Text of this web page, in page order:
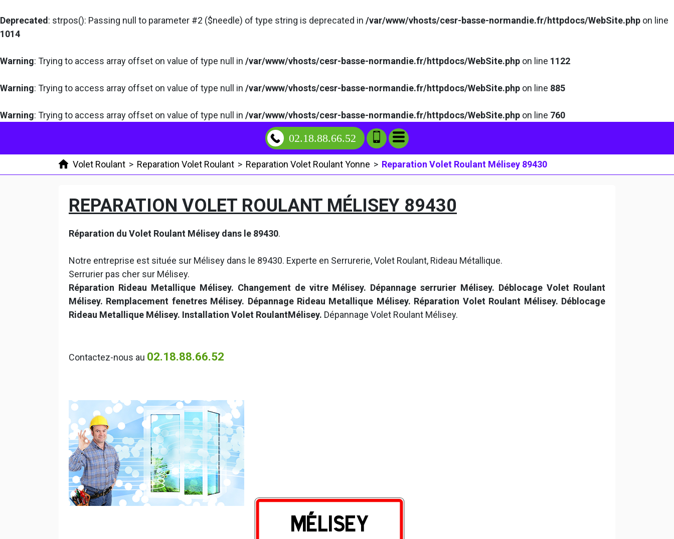
Deprecated : strpos(): Passing null to parameter #2 ($needle) of type string is deprecated in /var/www/vhosts/cesr-basse-normandie.fr/httpdocs/WebSite.php on line
1014
Warning: Trying to access array offset on value of type null in /var/www/vhosts/cesr-basse-normandie.fr/httpdocs/WebSite.php on line 1122
Warning: Trying to access array offset on value of type null in /var/www/vhosts/cesr-basse-normandie.fr/httpdocs/WebSite.php on line 885
Warning: Trying to access array offset on value of type null in /var/www/vhosts/cesr-basse-normandie.fr/httpdocs/WebSite.php on line 760
02.18.88.66.52
Volet Roulant > Reparation Volet Roulant > Reparation Volet Roulant Yonne > Reparation Volet Roulant Mélisey 89430
REPARATION VOLET ROULANT MÉLISEY 89430
Réparation du Volet Roulant Mélisey dans le 89430.
Notre entreprise est située sur Mélisey dans le 89430. Experte en Serrurerie, Volet Roulant, Rideau Métallique.
Serrurier pas cher sur Mélisey.
Réparation Rideau Metallique Mélisey. Changement de vitre Mélisey. Dépannage serrurier Mélisey. Déblocage Volet Roulant
Mélisey. Remplacement fenetres Mélisey. Dépannage Rideau Metallique Mélisey. Réparation Volet Roulant Mélisey. Déblocage
Rideau Metallique Mélisey. Installation Volet RoulantMélisey. Dépannage Volet Roulant Mélisey.
Contactez-nous au 02.18.88.66.52